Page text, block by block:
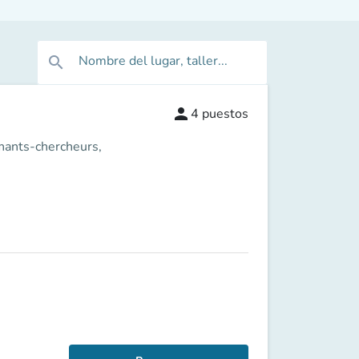
search Nombre del lugar, taller...
chercheurs,
person 4 puestos